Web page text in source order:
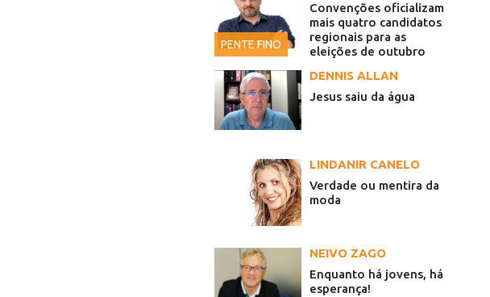
PENTE FINO
Convenções oficializam
mais quatro candidatos
regionais para as
eleições de outubro
DENNIS ALLAN
Jesus saiu da água
LINDANIR CANELO
Verdade ou mentira da
moda
NEIVO ZAGO
Enquanto há jovens, há
esperança!